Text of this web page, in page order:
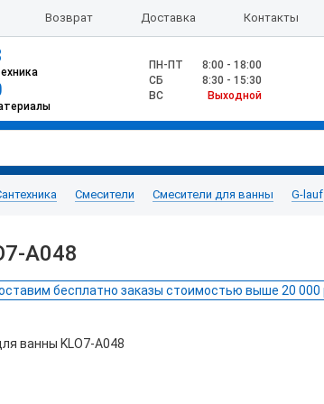
Возврат Доставка Контакты
ПН-ПТ
8:00 - 18:00
CБ
8:30 - 15:30
ВС
Выходной
Смесители Смесители для ванны G-lauf
A048
бесплатно заказы стоимостью выше 20 000